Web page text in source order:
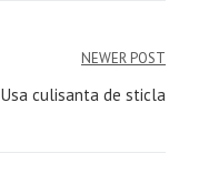
NEWER POST
Usa culisanta de sticla